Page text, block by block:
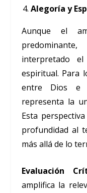
Alegoría y
Aunque el
interpretado
espiritual. Para
entre Dios e
representa la
Esta
profundidad al
más allá de lo
Evaluación
amplifica la